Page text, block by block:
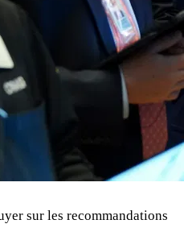
sur les recommandations